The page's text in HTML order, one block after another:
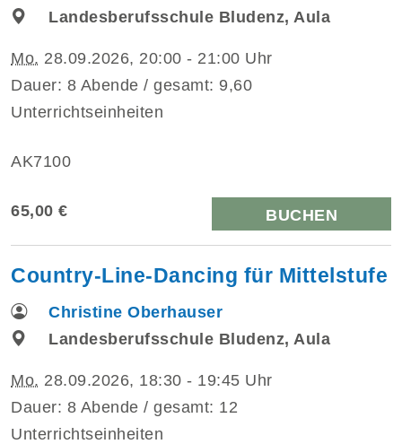
Landesberufsschule Bludenz, Aula
Mo. 28.09.2026, 20:00 - 21:00 Uhr
Dauer: 8 Abende / gesamt: 9,60
Unterrichtseinheiten
AK7100
65,00 € BUCHEN
Country-Line-Dancing für Mittelstufe
Christine Oberhauser
Landesberufsschule Bludenz, Aula
Mo. 28.09.2026, 18:30 - 19:45 Uhr
Dauer: 8 Abende / gesamt: 12
Unterrichtseinheiten